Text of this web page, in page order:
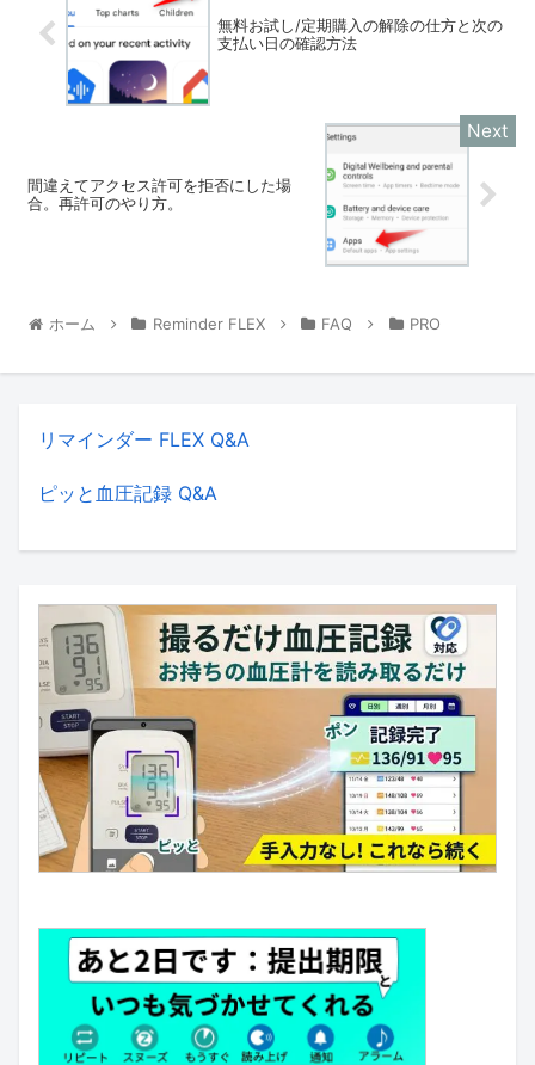
無料お試し/定期購入の解除の仕方と次の
支払い日の確認方法
間違えてアクセス許可を拒否にした場
合。再許可のやり方。
ホーム Reminder FLEX FAQ PRO
リマインダー FLEX Q&A
ピッと血圧記録 Q&A